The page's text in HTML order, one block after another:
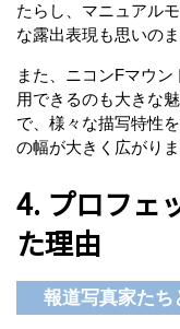
たらし、マニュアル
な露出表現も思いのま
また、ニコンFマウ
用できるのも大きな
で、様々な描写特性
の幅が大きく広がりま
4. プロフェ
た理由
報道写真家たち